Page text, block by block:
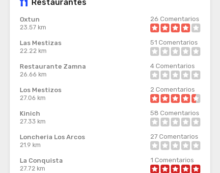
Restaurantes
Oxtun
23.57 km
26 Comentarios
Las Mestizas
22.22 km
51 Comentarios
Restaurante Zamna
26.66 km
4Comentarios
Los Mestizos
27.06 km
2Comentarios
Kinich
27.33 km
58 Comentarios
Loncheria Los Arcos
21.9 km
27Comentarios
La Conquista
27.72 km
1 Comentarios